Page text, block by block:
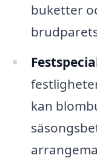
buketter
kan